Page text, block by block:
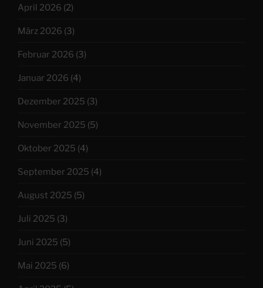
April 2026 (2)
März 2026 (3)
Februar 2026 (3)
Januar 2026 (4)
Dezember 2025 (3)
November 2025 (5)
Oktober 2025 (4)
September 2025 (4)
August 2025 (5)
Juli 2025 (3)
Juni 2025 (5)
Mai 2025 (6)